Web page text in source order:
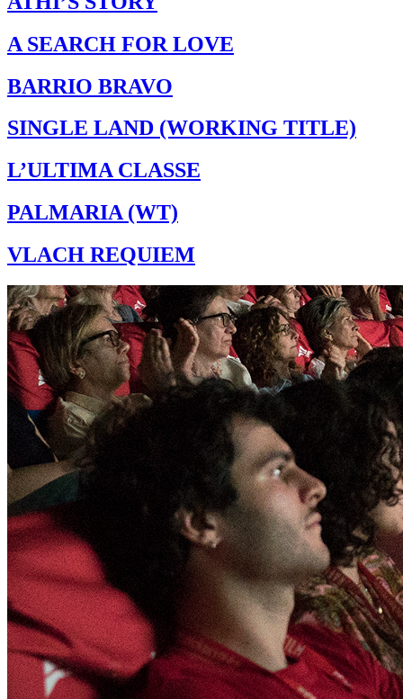
A SEARCH FOR LOVE
BARRIO BRAVO
SINGLE LAND (WORKING TITLE)
L’ULTIMA CLASSE
PALMARIA (WT)
VLACH REQUIEM